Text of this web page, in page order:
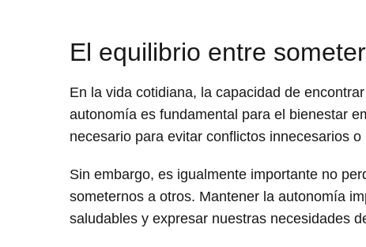
El equilibrio entre
En la vida cotidiana, la capacidad de
autonomía es fundamental para el bienestar
necesario para evitar conflictos innecesarios
Sin embargo, es igualmente importante no
someternos a otros. Mantener la autonomía
saludables y expresar nuestras necesidades